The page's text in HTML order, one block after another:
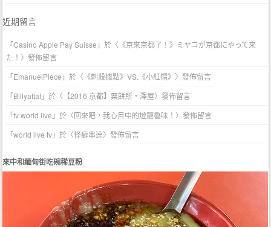
近期留言
「Casino Apple Pay Suisse 」於〈 《京來京都了！》ミヤコが京都にやって来
た！ 〉發佈留言
「EmanuelPlece 」於〈 《刺殺據點》VS.《小紅帽》 〉發佈留言
「Billyattaf」於〈 【2016 京都】粟餅所・澤屋〉發佈留言
「tv world live 」於〈回來吧，我心目中的燈籠魯味！ 〉發佈留言
「world live tv」於〈怪癖串連〉發佈留言
來中和緬甸街吃碗稀豆粉